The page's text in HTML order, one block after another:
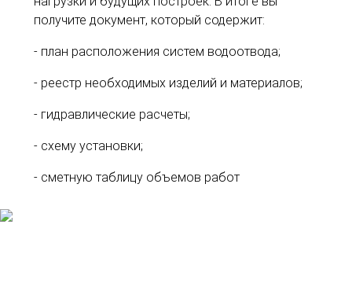
получите документ, который содержит:
- план расположения систем водоотвода;
- реестр необходимых изделий и материалов;
- гидравлические расчеты;
- схему установки;
- сметную таблицу объемов работ